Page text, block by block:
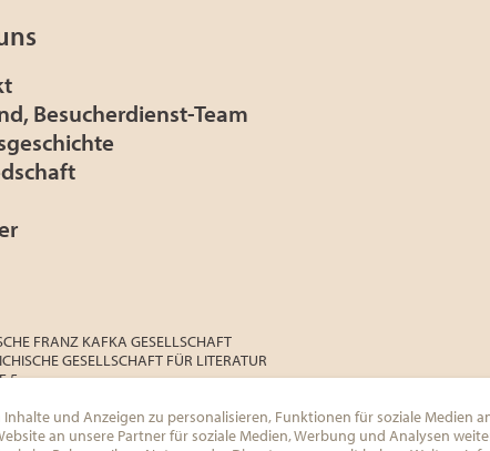
Besucherdienst-Team
FRANZ KAFKA GESELLSCHAFT
GESELLSCHAFT FÜR LITERATUR
5
und Anzeigen zu personalisieren, Funktionen für soziale
an unsere Partner für soziale Medien, Werbung und Analysen